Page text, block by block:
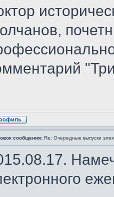
сообщения: Re: Очередные выпуски